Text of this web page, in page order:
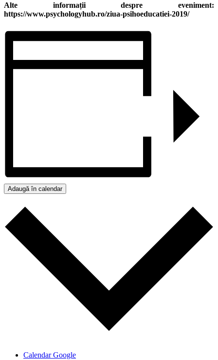
Alte informații despre eveniment:
https://www.psychologyhub.ro/ziua-psihoeducatiei-2019/
Adaugă în calendar
Calendar Google